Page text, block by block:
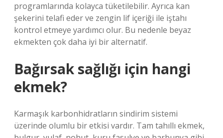
programlarında kolayca tüketilebilir. Ayrıca kan
şekerini telafi eder ve zengin lif içeriği ile iştahı
kontrol etmeye yardımcı olur. Bu nedenle beyaz
ekmekten çok daha iyi bir alternatif.
Bağırsak sağlığı için hangi
ekmek?
Karmaşık karbonhidratların sindirim sistemi
üzerinde olumlu bir etkisi vardır. Tam tahıllı ekmek,